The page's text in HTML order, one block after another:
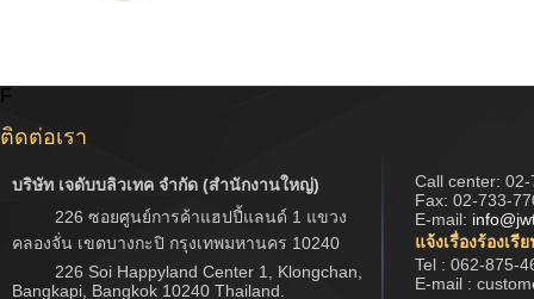
F
ติดต่อเรา
บริษัท เจดับบลิวเทค จำกัด (สำนักงานใหญ่)
226 ซอยศูนย์การค้าแฮปปี้แลนด์ 1 แขวง
คลองจั่น เขตบางกะปิ กรุงเทพมหานคร 10240
226 Soi Happyland Center 1, Klongchan,
Bangkapi, Bangkok 10240 Thailand.
Call center: 02-
Fax: 02-733-
E-mail:
แจ้งเรื่องร้องเรี
Tel : 062-875-
E-mail :